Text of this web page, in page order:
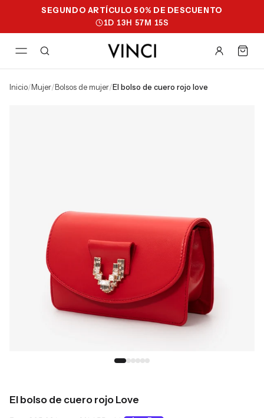
SEGUNDO ARTÍCULO 50% DE DESCUENTO
1D 13H 57M 14S
inicio/ mujer/ bolsos de mujer/ el bolso de cuero rojo love
El bolso de cuero rojo Love